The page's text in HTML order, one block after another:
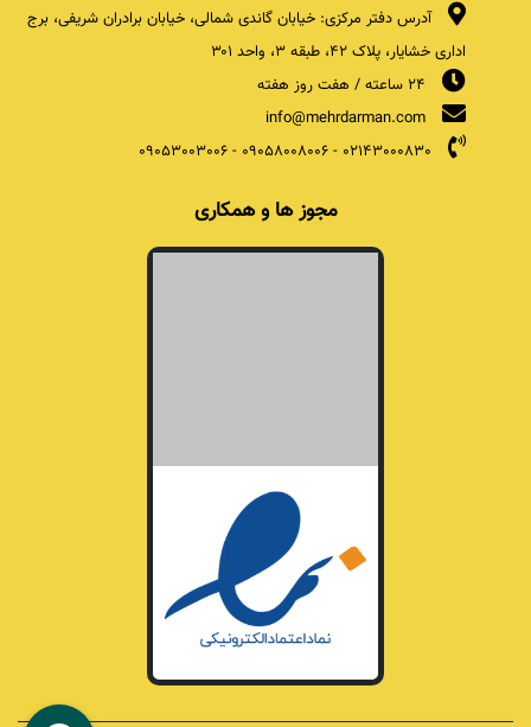
آدرس دفتر مرکزی: خیابان گاندی شمالی، خیابان برادران شریفی، برج
اداری خشایار، پلاک ۴۲، طبقه ۳، واحد ۳۰۱
info@mehrdarman.com
02143000830
-
09058008006
-
09053003006
مجوز ها و همکاری